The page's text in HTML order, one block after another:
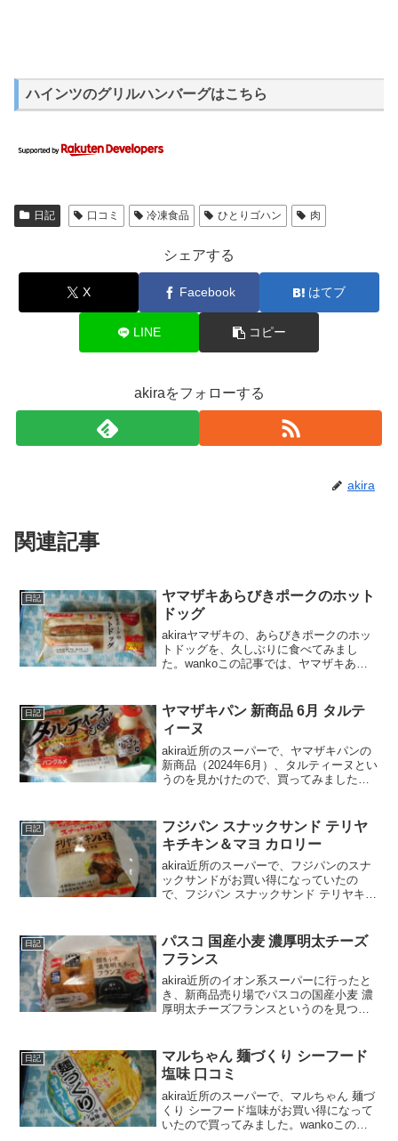
ハインツのグリルハンバーグはこちら
日記 口コミ 冷凍食品 ひとりゴハン 肉
シェアする
X Facebook はてブ
LINE コピー
akiraをフォローする
akira
関連記事
日記
ヤマザキあらびきポークのホット
ドッグ
akiraヤマザキの、あらびきポークのホッ
トドッグを、久しぶりに食べてみまし
た。wankoこの記事では、ヤマザキあら
るよ！ヤマザキあらびきポークのホット
ドッグ 口コミ...
日記
ヤマザキパン 新商品 6月 タルテ
ィーヌ
akira近所のスーパーで、ヤマザキパンの
新商品（2024年6月）、タルティーヌとい
うのを見かけたので、買ってみました。
ーなどの栄養成分について紹介するよ！
お...
日記
フジパン スナックサンド テリヤ
キチキン＆マヨ カロリー
akira近所のスーパーで、フジパンのスナ
ックサンドがお買い得になっていたの
で、フジパン スナックサンド テリヤキチ
ジパン スナックサンドテリヤキチキン＆
マヨの...
日記
パスコ 国産小麦 濃厚明太チーズ
フランス
akira近所のイオン系スーパーに行ったと
き、新商品売り場でパスコの国産小麦 濃
厚明太チーズフランスというのを見つけ
フランスの口コミや、カロリーなどの栄
養成分に...
日記
マルちゃん 麺づくり シーフード
塩味 口コミ
akira近所のスーパーで、マルちゃん 麺づ
くり シーフード塩味がお買い得になって
いたので買ってみました。wankoこの記